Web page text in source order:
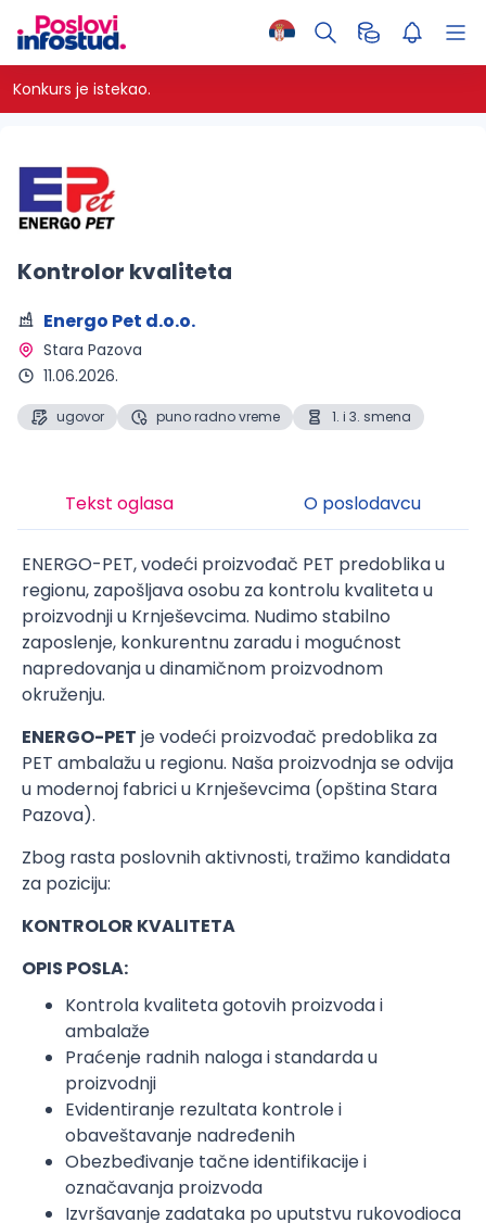
Konkurs je istekao.
Kontrolor kvaliteta
Energo Pet d.o.o.
Stara Pazova
11.06.2026.
ugovor puno radno vreme 1. i 3. smena
Tekst oglasa O poslodavcu
ENERGO-PET, vodeći proizvođač PET predoblika u
regionu, zapošljava osobu za kontrolu kvaliteta u
proizvodnji u Krnješevcima. Nudimo stabilno
zaposlenje, konkurentnu zaradu i mogućnost
napredovanja u dinamičnom proizvodnom
okruženju.
ENERGO-PET je vodeći proizvođač predoblika za
PET ambalažu u regionu. Naša proizvodnja se odvija
u modernoj fabrici u Krnješevcima (opština Stara
Pazova).
Zbog rasta poslovnih aktivnosti, tražimo kandidata
za poziciju:
KONTROLOR KVALITETA
OPIS POSLA:
Kontrola kvaliteta gotovih proizvoda i
ambalaže
Praćenje radnih naloga i standarda u
proizvodnji
Evidentiranje rezultata kontrole i
obaveštavanje nadređenih
Obezbeđivanje tačne identifikacije i
označavanja proizvoda
Izvršavanje zadataka po uputstvu rukovodioca